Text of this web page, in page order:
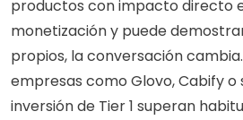
productos con impacto directo
monetización y puede
propios, la conversación cambia.
empresas como Glovo, Cabify
inversión de Tier 1 superan